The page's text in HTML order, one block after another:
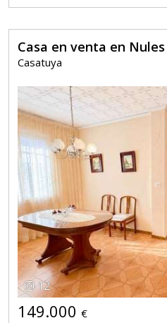
Casa en venta en Nules
Casatuya
12
149.000 €